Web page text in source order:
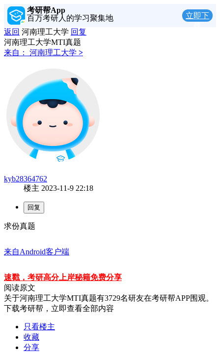
考研帮App
百万考研人的学习聚集地
立即下
返回 河南理工大学 回复
河南理工大学MTI真题
来自：
河南理工大学 >
kyb28364762
楼主 2023-11-9 22:18
求份真题
来自Android客户端
速戳，考研高分上岸秘籍免费分享
阅读原文
关于河南理工大学MTI真题有3729名研友在考研帮APP围观。
下载考研帮，立即查看全部内容
只看楼主
收藏
分享